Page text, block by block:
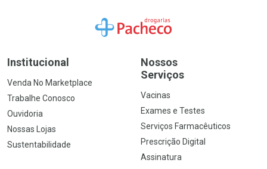
Ir para a Home
Institucional
Venda No Marketplace
Trabalhe Conosco
Ouvidoria
Nossas Lojas
Sustentabilidade
Nossos
Serviços
Vacinas
Exames e Testes
Serviços Farmacêuticos
Prescrição Digital
Assinatura